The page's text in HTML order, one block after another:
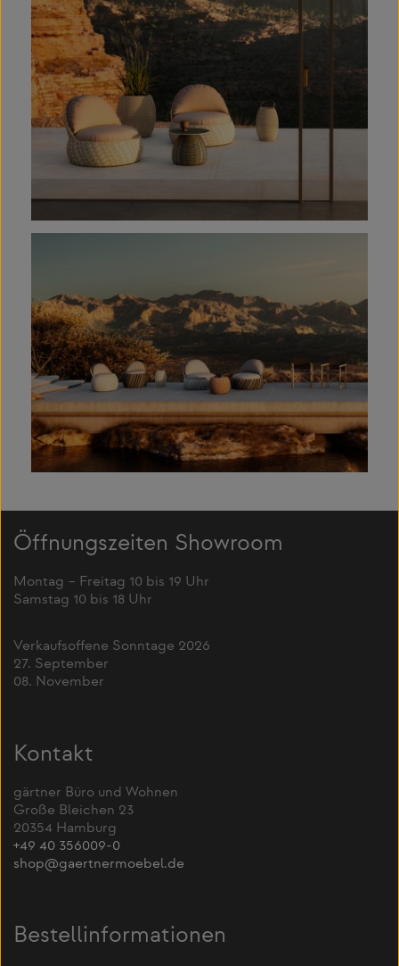
Öffnungszeiten Showroom
Montag – Freitag 10 bis 19 Uhr
Samstag 10 bis 18 Uhr
Verkaufsoffene Sonntage 2026
27. September
08. November
Kontakt
gärtner Büro und Wohnen
Große Bleichen 23
20354 Hamburg
+49 40 356009-0
shop@gaertnermoebel.de
Bestellinformationen